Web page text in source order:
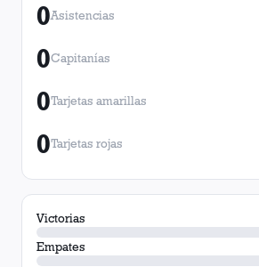
0Asistencias
0Capitanías
0Tarjetas amarillas
0Tarjetas rojas
Victorias
Empates